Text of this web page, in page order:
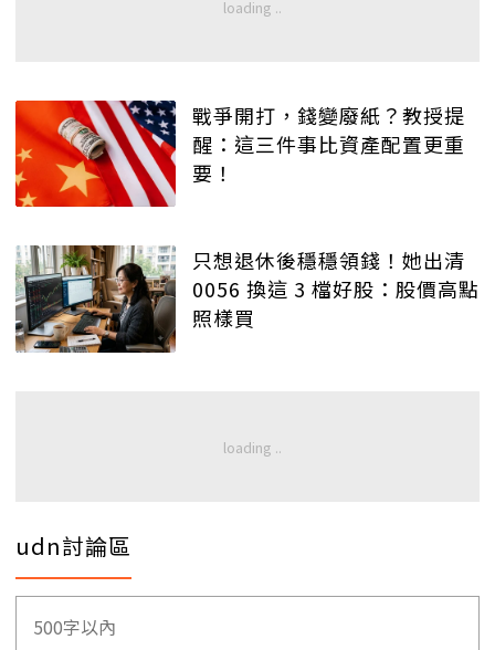
戰爭開打，錢變廢紙？教授提
醒：這三件事比資產配置更重
要！
只想退休後穩穩領錢！她出清
0056 換這 3 檔好股：股價高點
照樣買
udn討論區